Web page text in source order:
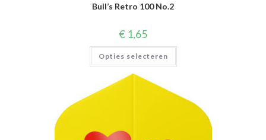
Bull’s Retro 100 No.2
€ 1,65
Opties selecteren
Dit
heeft
optie
gekozen